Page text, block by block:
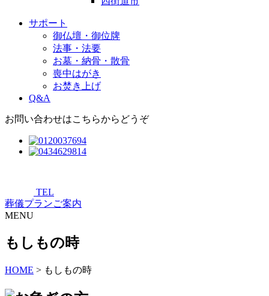
サポート
御仏壇・御位牌
法事・法要
お墓・納骨・散骨
喪中はがき
お焚き上げ
Q&A
お問い合わせはこちらからどうぞ
TEL
葬儀プランご案内
MENU
もしもの時
HOME > もしもの時